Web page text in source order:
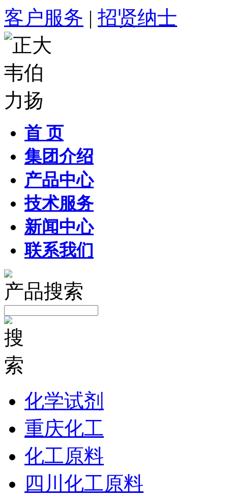
客户服务 | 招贤纳士
首 页
集团介绍
产品中心
技术服务
新闻中心
联系我们
产品搜索
化学试剂
重庆化工
化工原料
四川化工原料